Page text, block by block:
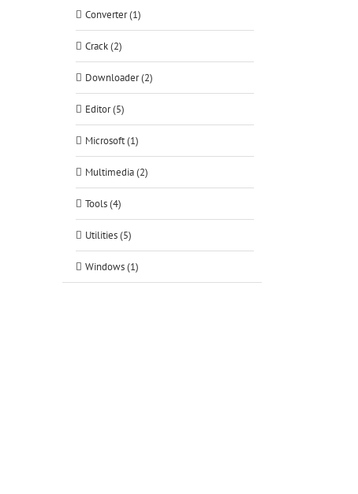
Converter (1)
Crack (2)
Downloader (2)
Editor (5)
Microsoft (1)
Multimedia (2)
Tools (4)
Utilities (5)
Windows (1)